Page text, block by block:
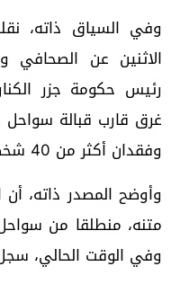
وفي السياق ذاته،
الاثنين عن الصحافي
رئيس حكومة جزر
غرق قارب قبالة
وفقدان أكثر من 40 شخصا.
متنه، منطلقا من
وفي الوقت الحالي،